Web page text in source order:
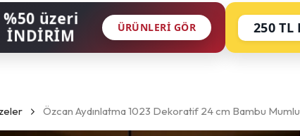
%50 üzeri
İNDİRİM
ÜRÜNLERI GÖR 250 TL
Özcan Aydınlatma 1023 Dekoratif 24 cm Bambu